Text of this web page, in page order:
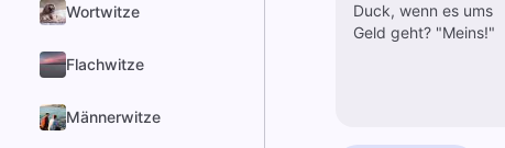
Wortwitze
Flachwitze
Männerwitze
Duck, wenn es ums
Geld geht? "Meins!"